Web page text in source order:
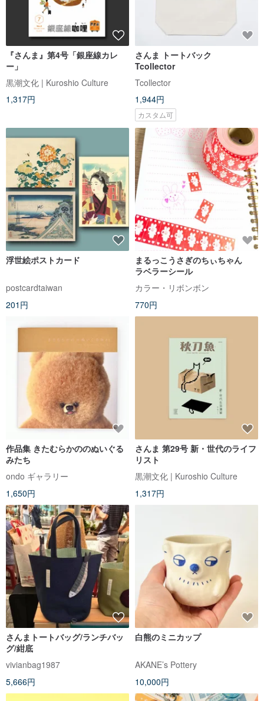
『さんま』第4号「銀座線カレ
ー」
黒潮文化 | Kuroshio Culture
1,317円
さんま トートバック
Tcollector
Tcollector
1,944円
カスタム可
浮世絵ポストカード
postcardtaiwan
201円
まるっこうさぎのちぃちゃん
ラベラーシール
カラー・リボンボン
770円
作品集 きたむらかののぬいぐる
みたち
ondo ギャラリー
1,650円
さんま 第29号 新・世代のライフ
リスト
黒潮文化 | Kuroshio Culture
1,317円
さんまトートバッグ/ランチバッ
グ/紺底
vivianbag1987
5,666円
白熊のミニカップ
AKANE’s Pottery
10,000円